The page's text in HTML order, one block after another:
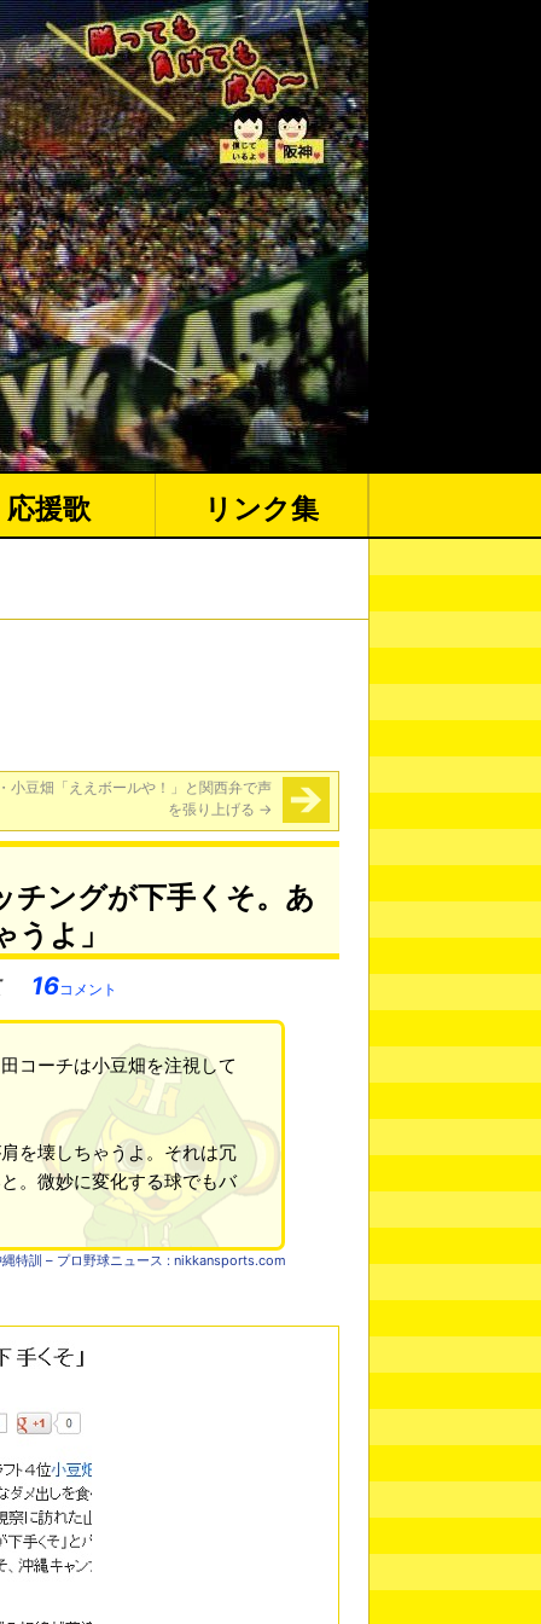
応援歌 リンク集
小豆畑「ええボールや！」と関西弁で声
を張り上げる →
チングが下手くそ。あ
よ」
16コメント
コーチは小豆畑を注視して
を壊しちゃうよ。それは冗
。微妙に変化する球でもバ
特訓 – プロ野球ニュース : nikkansports.com